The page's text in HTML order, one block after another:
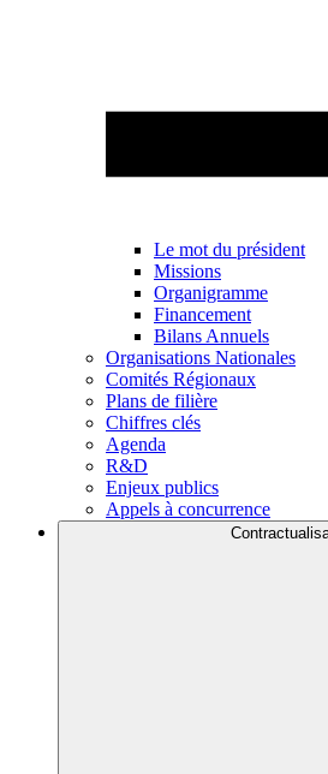
Le mot du président
Missions
Organigramme
Financement
Bilans Annuels
Organisations Nationales
Comités Régionaux
Plans de filière
Chiffres clés
Agenda
R&D
Enjeux publics
Appels à concurrence